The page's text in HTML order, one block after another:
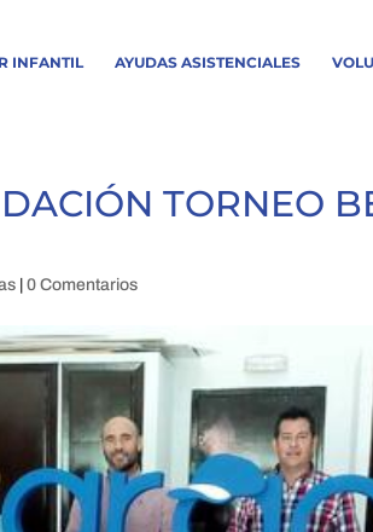
INFANTIL AYUDAS ASISTENCIALES
TORNEO
|0 Comentarios